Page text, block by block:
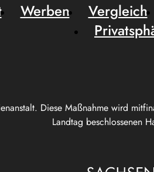
Diese Maßnahme wird
Landtag beschlossenen
Werben Vergleich